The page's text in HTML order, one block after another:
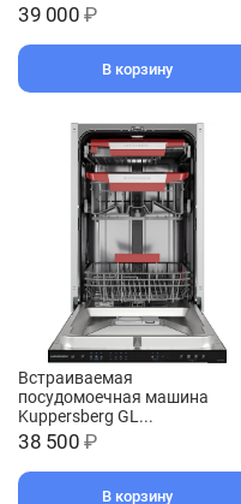
39 000 ₽
В корзину
Встраиваемая
посудомоечная машина
Kuppersberg GL...
38 500 ₽
В корзину